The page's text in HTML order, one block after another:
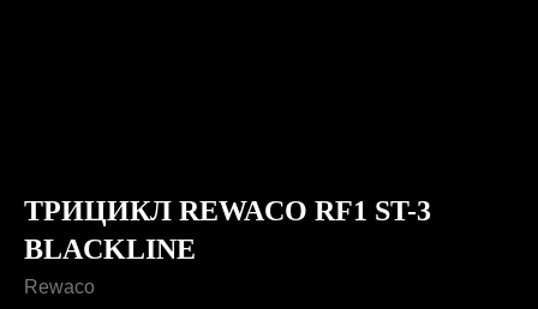
ТРИЦИКЛ REWACO RF1 ST-3
BLACKLINE
Rewaco